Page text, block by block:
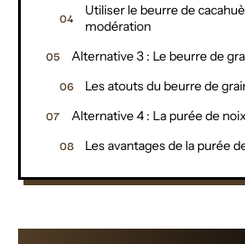
Utiliser le beurre de
modération
Alternative 3 : Le beurre de
Les atouts du beurre de
Alternative 4 : La purée de
Les avantages de la purée